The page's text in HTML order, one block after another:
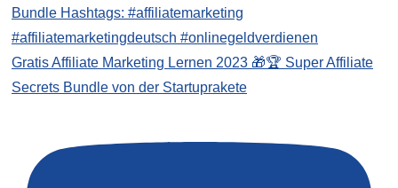
Gratis Affiliate Marketing Lernen 2023 🎁🏆 Super Affiliate
Secrets Bundle von der Startuprakete